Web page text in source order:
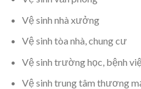
Vệ sinh nhà xưởng
Vệ sinh tòa nhà, chung cư
Vệ sinh trường học, bệnh
Vệ sinh trung tâm thương